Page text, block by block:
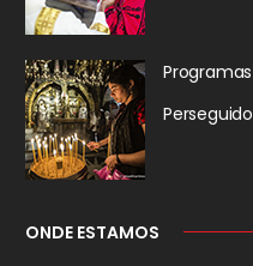
ONDE ESTAMOS